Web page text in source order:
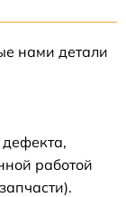
нами детали
работой